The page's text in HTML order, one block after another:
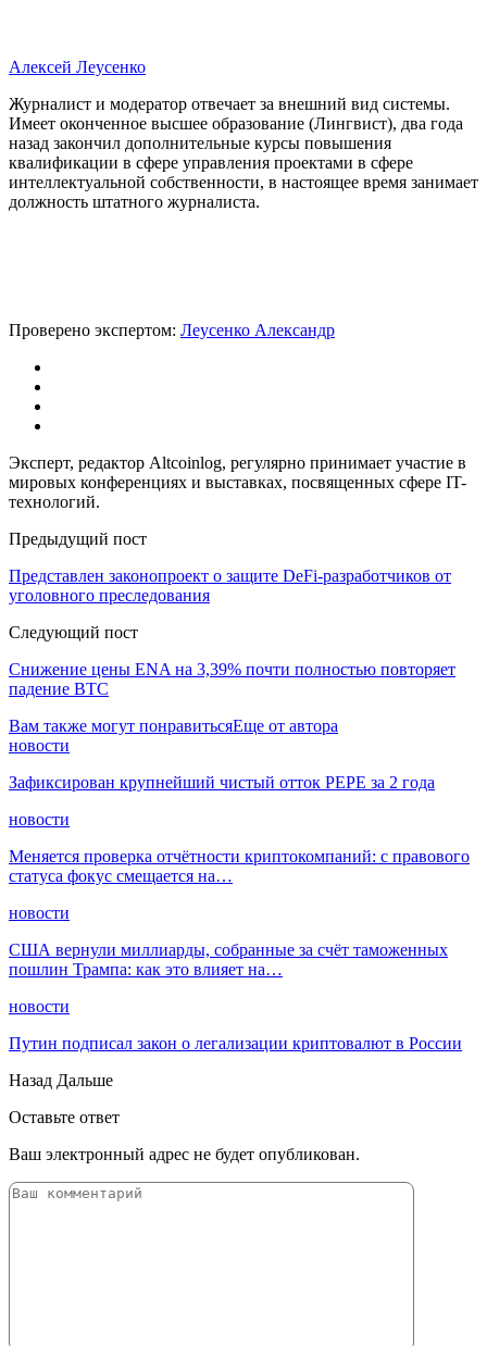
Алексей Леусенко
Журналист и модератор отвечает за внешний вид системы.
Имеет оконченное высшее образование (Лингвист), два года
назад закончил дополнительные курсы повышения
квалификации в сфере управления проектами в сфере
интеллектуальной собственности, в настоящее время занимает
должность штатного журналиста.
Проверено экспертом: Леусенко Александр
Эксперт, редактор Altcoinlog, регулярно принимает участие в
мировых конференциях и выставках, посвященных сфере IT-
технологий.
Предыдущий пост
Представлен законопроект о защите DeFi-разработчиков от
уголовного преследования
Следующий пост
Снижение цены ENA на 3,39% почти полностью повторяет
падение BTC
Вам также могут понравитьсяЕще от автора
новости
Зафиксирован крупнейший чистый отток PEPE за 2 года
новости
Меняется проверка отчётности криптокомпаний: с правового
статуса фокус смещается на…
новости
США вернули миллиарды, собранные за счёт таможенных
пошлин Трампа: как это влияет на…
новости
Путин подписал закон о легализации криптовалют в России
Назад Дальше
Оставьте ответ
Ваш электронный адрес не будет опубликован.